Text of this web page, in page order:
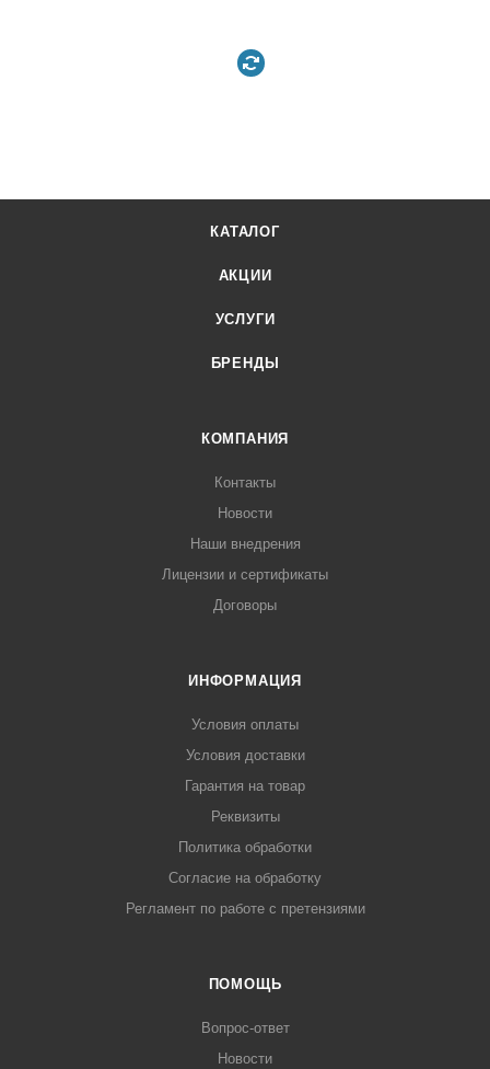
КАТАЛОГ
АКЦИИ
УСЛУГИ
БРЕНДЫ
КОМПАНИЯ
Контакты
Новости
Наши внедрения
Лицензии и сертификаты
Договоры
ИНФОРМАЦИЯ
Условия оплаты
Условия доставки
Гарантия на товар
Реквизиты
Политика обработки
Согласие на обработку
Регламент по работе с претензиями
ПОМОЩЬ
Вопрос-ответ
Новости